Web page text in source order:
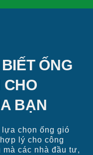
ỐNG
BẠN
chọn ống gió
lý cho công
các nhà đầu tư,